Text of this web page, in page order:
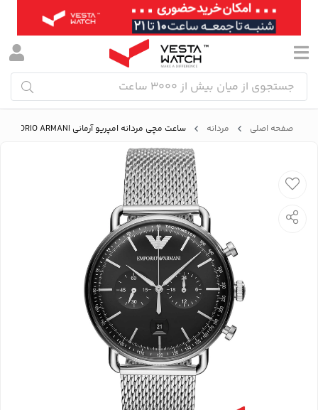
صفحه اصلی مردانه ساعت مچی مردانه امپریو آرمانی EMPORIO ARMANI مدل AR11104